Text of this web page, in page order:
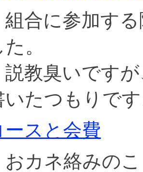
合に参加する
た。
教臭いですが
いたつもりで
スと会費
カネ絡みの